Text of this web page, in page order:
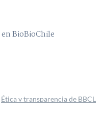
BioBioChile
Ética y transparencia de BBCL